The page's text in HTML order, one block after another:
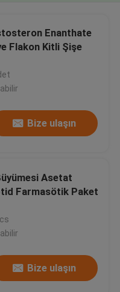
Enanthate
Flakon Kitli Şişe
Bize ulaşın
Asetat
Farmasötik Paket
Bize ulaşın